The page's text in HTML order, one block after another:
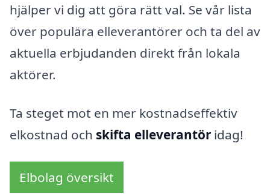
hjälper vi dig att göra rätt val. Se vår lista
över populära elleverantörer och ta del av
aktuella erbjudanden direkt från lokala
aktörer.
Ta steget mot en mer kostnadseffektiv
elkostnad och skifta elleverantör idag!
Elbolag översikt